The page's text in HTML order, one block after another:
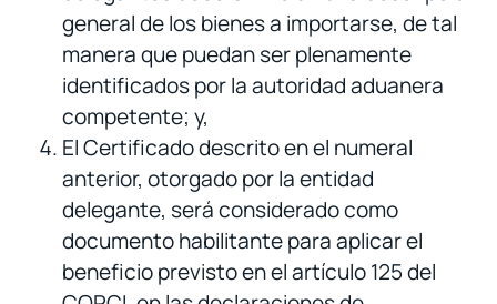
general de los bienes a importarse, de tal
manera que puedan ser plenamente
identificados por la autoridad aduanera
competente; y,
El Certificado descrito en el numeral
anterior, otorgado por la entidad
delegante, será considerado como
documento habilitante para aplicar el
beneficio previsto en el artículo 125 del